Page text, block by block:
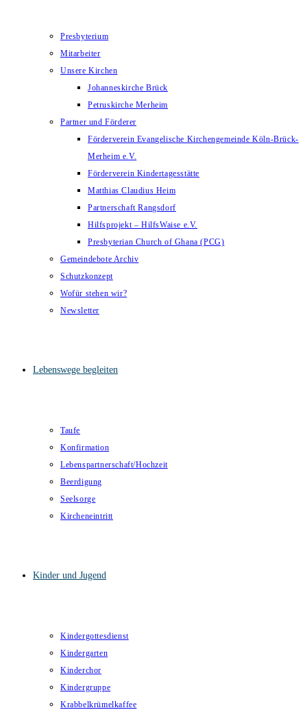
Presbyterium
Mitarbeiter
Unsere Kirchen
Johanneskirche Brück
Petruskirche Merheim
Partner und Förderer
Förderverein Evangelische Kirchengemeinde Köln-Brück-
Merheim e.V.
Förderverein Kindertagesstätte
Matthias Claudius Heim
Partnerschaft Rangsdorf
Hilfsprojekt – HilfsWaise e.V.
Presbyterian Church of Ghana (PCG)
Gemeindebote Archiv
Schutzkonzept
Wofür stehen wir?
Newsletter
Lebenswege begleiten
Taufe
Konfirmation
Lebenspartnerschaft/Hochzeit
Beerdigung
Seelsorge
Kircheneintritt
Kinder und Jugend
Kindergottesdienst
Kindergarten
Kinderchor
Kindergruppe
Krabbelkrümelkaffee